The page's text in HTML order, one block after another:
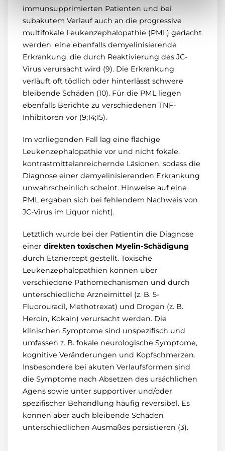
immunsupprimierten Patienten und bei
subakutem Verlauf auch an die progressive
multifokale Leukenzephalopathie (PML) gedacht
werden, eine ebenfalls demyelinisierende
Erkrankung, die durch Reaktivierung des JC-
Virus verursacht wird (9). Die Erkrankung
verläuft oft tödlich oder hinterlässt schwere
bleibende Schäden (10). Für die PML liegen
ebenfalls Berichte zu verschiedenen TNF-
Inhibitoren vor (9;14;15).
Im vorliegenden Fall lag eine flächige
Leukenzephalopathie vor und nicht fokale,
kontrastmittelanreichernde Läsionen, sodass die
Diagnose einer demyelinisierenden Erkrankung
unwahrscheinlich scheint. Hinweise auf eine
PML ergaben sich bei fehlendem Nachweis von
JC-Virus im Liquor nicht).
Letztlich wurde bei der Patientin die Diagnose
einer direkten toxischen Myelin-Schädigung
durch Etanercept gestellt. Toxische
Leukenzephalopathien können über
verschiedene Pathomechanismen und durch
unterschiedliche Arzneimittel (z. B. 5-
Fluorouracil, Methotrexat) und Drogen (z. B.
Heroin, Kokain) verursacht werden. Die
klinischen Symptome sind unspezifisch und
umfassen z. B. fokale neurologische Symptome,
kognitive Veränderungen und Kopfschmerzen.
Insbesondere bei akuten Verlaufsformen sind
die Symptome nach Absetzen des ursächlichen
Agens sowie unter supportiver und/oder
spezifischer Behandlung häufig reversibel. Es
können aber auch bleibende Schäden
unterschiedlichen Ausmaßes persistieren (3).